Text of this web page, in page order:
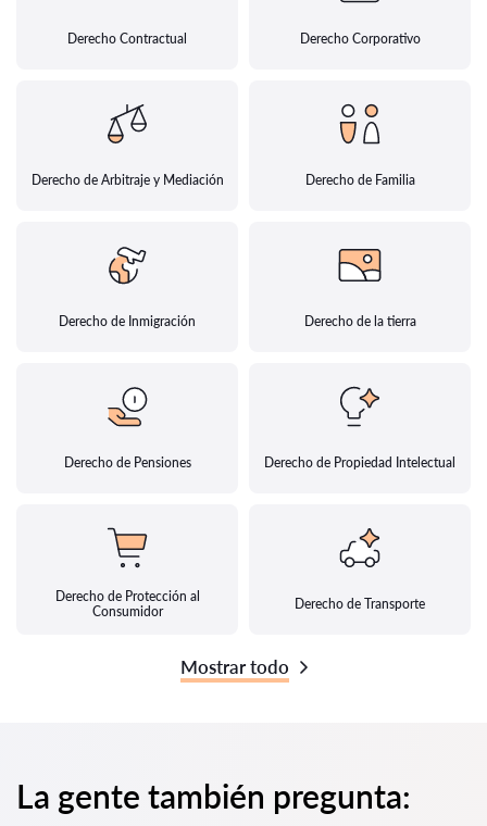
Derecho Contractual Derecho Corporativo
Derecho de Arbitraje y Mediación Derecho de Familia
Derecho de Inmigración Derecho de la tierra
Derecho de Pensiones Derecho de Propiedad Intelectual
Derecho de Protección al
Consumidor
Derecho de Transporte
Mostrar todo
La gente también pregunta: